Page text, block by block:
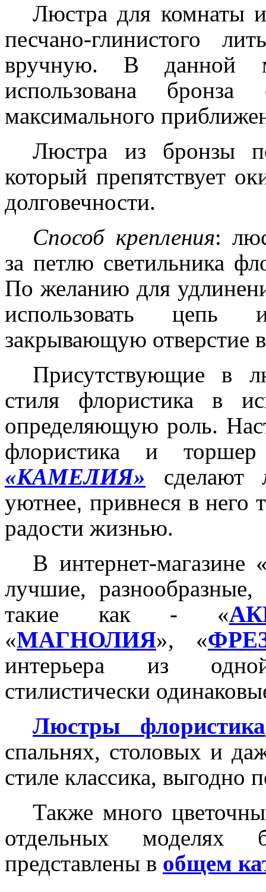
Люстра для комнаты
песчано-глинистого
вручную. В данной
использована
максимального
Люстра из бронзы
который препятствует
долговечности.
Способ крепления:
за петлю светильника
По желанию для
использовать цепь
закрывающую отверстие
Присутствующие в
стиля флористика в
определяющую роль.
флористика и
«КАМЕЛИЯ» сделают
уютнее,привнеся в него
радости жизнью.
В интернет-магазине
лучшие,
такие как - «
«МАГНОЛИЯ», «
интерьера из
стилистически
Люстры флористика
спальнях, столовых и
стиле классика, выгодно
Также много
отдельных моделях
представлены в общем